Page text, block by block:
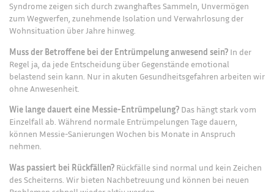
Syndrome zeigen sich durch zwanghaftes Sammeln, Unvermögen
zum Wegwerfen, zunehmende Isolation und Verwahrlosung der
Wohnsituation über Jahre hinweg.
Muss der Betroffene bei der Entrümpelung anwesend sein? In der
Regel ja, da jede Entscheidung über Gegenstände emotional
belastend sein kann. Nur in akuten Gesundheitsgefahren arbeiten wir
ohne Anwesenheit.
Wie lange dauert eine Messie-Entrümpelung? Das hängt stark vom
Einzelfall ab. Während normale Entrümpelungen Tage dauern,
können Messie-Sanierungen Wochen bis Monate in Anspruch
nehmen.
Was passiert bei Rückfällen? Rückfälle sind normal und kein Zeichen
des Scheiterns. Wir bieten Nachbetreuung und können bei neuen